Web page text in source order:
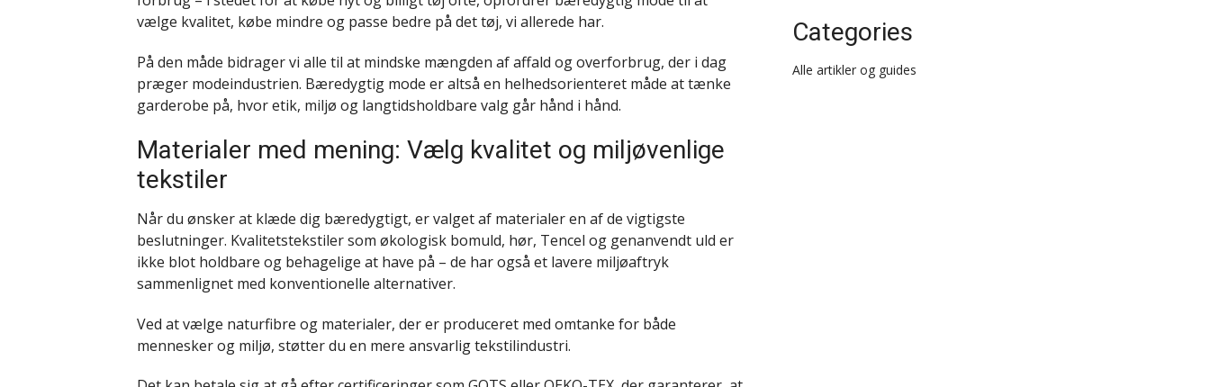
vælge kvalitet, købe mindre og passe bedre på det tøj, vi allerede har.
På den måde bidrager vi alle til at mindske mængden af affald og overforbrug, der i dag
præger modeindustrien. Bæredygtig mode er altså en helhedsorienteret måde at tænke
garderobe på, hvor etik, miljø og langtidsholdbare valg går hånd i hånd.
Materialer med mening: Vælg kvalitet og miljøvenlige
tekstiler
Når du ønsker at klæde dig bæredygtigt, er valget af materialer en af de vigtigste
beslutninger. Kvalitetstekstiler som økologisk bomuld, hør, Tencel og genanvendt uld er
ikke blot holdbare og behagelige at have på – de har også et lavere miljøaftryk
sammenlignet med konventionelle alternativer.
Ved at vælge naturfibre og materialer, der er produceret med omtanke for både
mennesker og miljø, støtter du en mere ansvarlig tekstilindustri.
Categories
Alle artikler og guides